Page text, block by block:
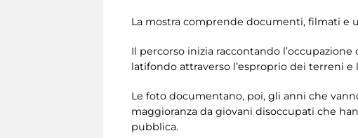
La mostra comprende documenti, filmati e
Il percorso inizia raccontando
latifondo attraverso l’esproprio dei terreni e
Le foto documentano, poi, gli anni che
maggioranza da giovani disoccupati che
pubblica.